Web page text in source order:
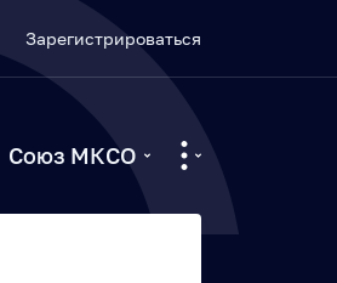
Зарегистрироваться
Союз МКСО